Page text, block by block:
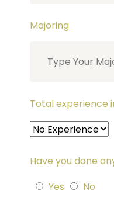
Majoring
Total experience
Have you done
Yes
No